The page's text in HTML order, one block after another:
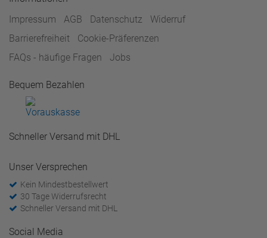
Impressum
AGB Datenschutz
Widerruf
Barrierefreiheit
Cookie-Präferenzen
FAQs - häufige Fragen
Jobs
Bequem Bezahlen
Schneller Versand mit DHL
Unser Versprechen
Kein Mindestbestellwert
30 Tage Widerrufsrecht
Schneller Versand mit DHL
Social Media